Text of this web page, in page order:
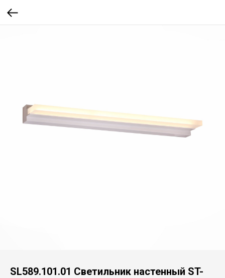
SL589.101.01 Светильник настенный ST-